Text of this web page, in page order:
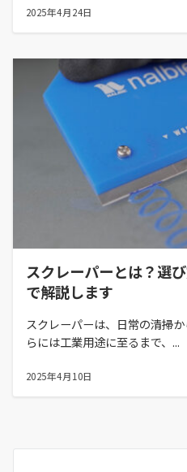
2025年4月24日
スクレーパーとは？選
で解説します
スクレーパーは、日常の清掃
らには工業用途に至るまで、...
2025年4月10日